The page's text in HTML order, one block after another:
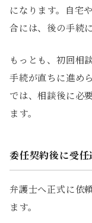
になります。自宅
合には、後の手続
もっとも、初回相
手続が直ちに進め
では、相談後に必
ます。
委任契約後に受
弁護士へ正式に依
ます。